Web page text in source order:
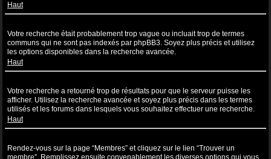
Haut
Votre recherche était probablement trop vague ou incluait trop de termes
communs qui ne sont pas indexés par phpBB3. Soyez plus précis et utilisez
les options disponibles dans la recherche avancée.
Haut
Votre recherche a retourné trop de résultats pour que le serveur puisse les
afficher. Utilisez la recherche avancée et soyez plus précis dans les termes
utilisés et les forums dans lesquels vous souhaitez effectuer une recherche.
Haut
Rendez-vous sur la page “Membres” et cliquez sur le lien “Trouver un
membre”. Remplissez ensuite convenablement les diverses options qui vous